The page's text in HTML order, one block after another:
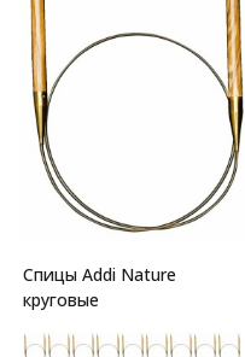
Спицы Addi Nature
круговые